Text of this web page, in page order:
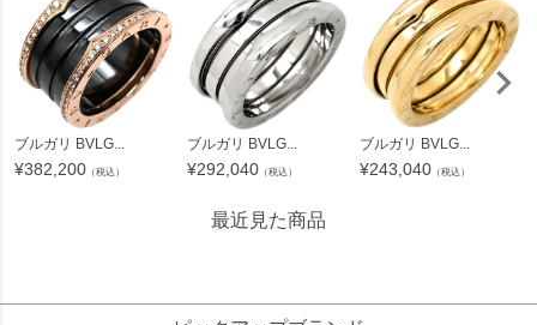
ブルガリ BVLG...
¥382,200 （税込）
ブルガリ BVLG...
¥292,040 （税込）
ブルガリ BVLG...
¥243,040 （税込）
最近見た商品